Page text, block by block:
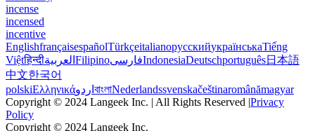
incense
incensed
incentive
EnglishfrançaisespañolTürkçeitalianoрусскийукраїнськаTiếng
Việtहिन्दीالعربية FilipinoفارسیIndonesiaDeutschportuguês日本語
中文한국어
polskiΕλληνικάاردو বাংলাNederlandssvenskačeštinaromânămagyar
Copyright © 2024 Langeek Inc. | All Rights Reserved |Privacy
Policy
Copyright © 2024 Langeek Inc.